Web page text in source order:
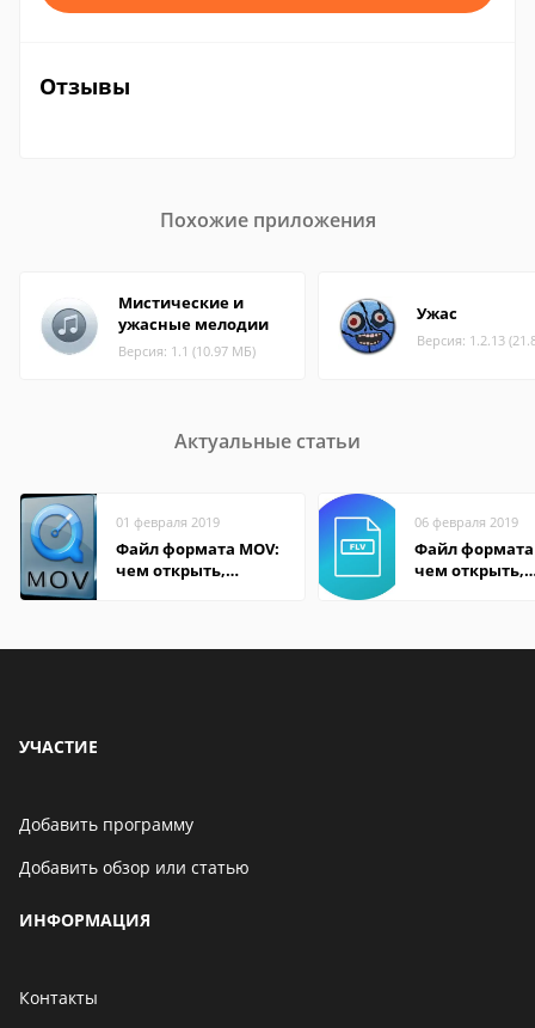
Отзывы
Похожие приложения
Мистические и
ужасные мелодии
Версия: 1.1 (10.97 МБ)
Ужас
Версия: 1.2.13
Актуальные статьи
01 февраля 2019
Файл формата MOV:
чем открыть,
06 февраля 2019
Файл формата
чем открыть,
УЧАСТИЕ
Добавить программу
Добавить обзор или статью
ИНФОРМАЦИЯ
Контакты